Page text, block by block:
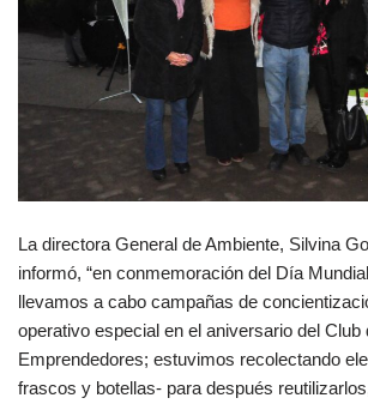
La directora General de Ambiente, Silvina
informó, “en conmemoración del Día
llevamos a cabo campañas de
operativo especial en el aniversario del Club
Emprendedores; estuvimos recolectando
frascos y botellas- para después